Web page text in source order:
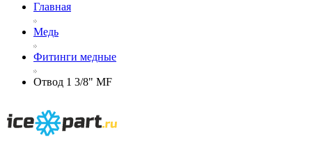
Главная
Медь
Фитинги медные
Отвод 1 3/8" MF